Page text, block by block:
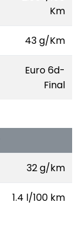
Km
43 g/Km
Euro 6d-
Final
32 g/km
1.4 l/100 km